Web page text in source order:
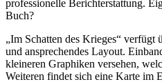
professionelle Berichterstattung.
Buch?
„Im Schatten des Krieges“ verfügt
und ansprechendes Layout.
kleineren Graphiken versehen,
Weiteren findet sich eine Karte im